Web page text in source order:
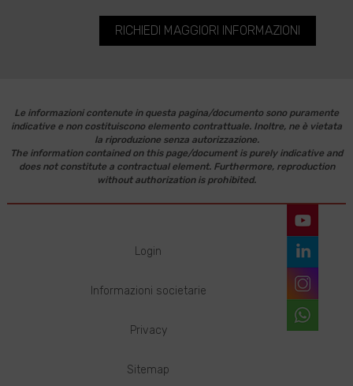
RICHIEDI MAGGIORI INFORMAZIONI
Le informazioni contenute in questa pagina/documento sono puramente
indicative e non costituiscono elemento contrattuale. Inoltre, ne è vietata
la riproduzione senza autorizzazione.
The information contained on this page/document is purely indicative and
does not constitute a contractual element. Furthermore, reproduction
without authorization is prohibited.
Login
Informazioni societarie
Privacy
Sitemap